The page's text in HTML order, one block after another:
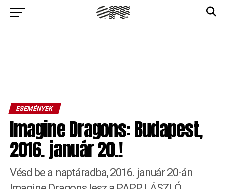
ESEMÉNYEK
Imagine Dragons: Budapest,
2016. január 20.!
Vésd be a naptáradba, 2016. január 20-án